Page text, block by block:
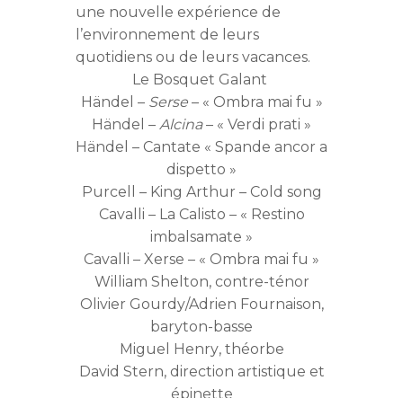
une nouvelle expérience de
l’environnement de leurs
quotidiens ou de leurs vacances.
Le Bosquet Galant
Händel – Serse– « Ombra mai fu »
Händel – Alcina– « Verdi prati »
Händel – Cantate « Spande ancor a
dispetto »
Purcell – King Arthur – Cold song
Cavalli – La Calisto – « Restino
imbalsamate »
Cavalli – Xerse – « Ombra mai fu »
William Shelton, contre-ténor
Olivier Gourdy/Adrien Fournaison,
baryton-basse
Miguel Henry, théorbe
David Stern,direction artistique et
épinette